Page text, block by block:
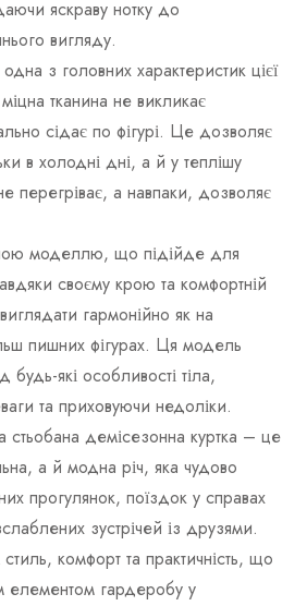
яскраву нотку до
вигляду.
з головних характеристик цієї
тканина не викликає
сідає по фігурі. Це дозволяє
в холодні дні, а й у теплішу
перегріває, а навпаки, дозволяє
моделлю, що підійде для
своєму крою та комфортній
гармонійно як на
пишних фігурах. Ця модель
будь-які особливості тіла,
та приховуючи недоліки.
стьобана демісезонна куртка – це
а й модна річ, яка чудово
прогулянок, поїздок у справах
зустрічей із друзями.
комфорт та практичність, що
елементом гардеробу у